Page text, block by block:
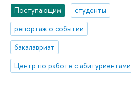
Поступающим
студенты
репортаж о событии
бакалавриат
Центр по работе с абитуриентами